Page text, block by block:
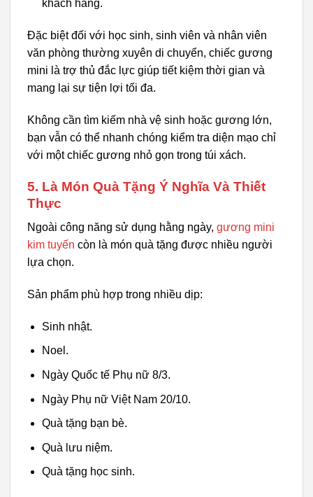
khách hàng.
Đặc biệt đối với học sinh, sinh viên và nhân viên
văn phòng thường xuyên di chuyển, chiếc gương
mini là trợ thủ đắc lực giúp tiết kiệm thời gian và
mang lại sự tiện lợi tối đa.
Không cần tìm kiếm nhà vệ sinh hoặc gương lớn,
bạn vẫn có thể nhanh chóng kiểm tra diện mạo chỉ
với một chiếc gương nhỏ gọn trong túi xách.
5. Là Món Quà Tặng Ý Nghĩa Và Thiết
Thực
Ngoài công năng sử dụng hằng ngày, gương mini
kim tuyến còn là món quà tặng được nhiều người
lựa chọn.
Sản phẩm phù hợp trong nhiều dịp:
Sinh nhật.
Noel.
Ngày Quốc tế Phụ nữ 8/3.
Ngày Phụ nữ Việt Nam 20/10.
Quà tặng bạn bè.
Quà lưu niệm.
Quà tặng học sinh.